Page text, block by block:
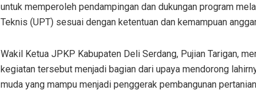
untuk memperoleh pendampingan dan dukungan program
Teknis (UPT) sesuai dengan ketentuan dan kemampuan
Wakil Ketua JPKP Kabupaten Deli Serdang, Pujian Tarigan,
kegiatan tersebut menjadi bagian dari upaya mendorong
muda yang mampu menjadi penggerak pembangunan